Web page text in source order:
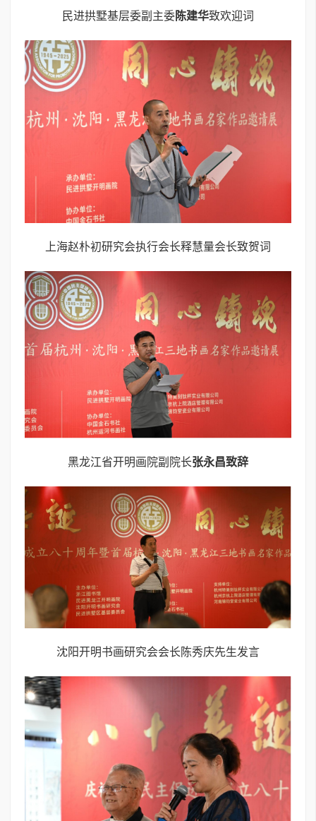
民进拱墅基层委副主委陈建华致欢迎词
上海赵朴初研究会执行会长释慧量会长致贺词
黑龙江省开明画院副院长张永昌致辞
沈阳开明书画研究会会长陈秀庆先生发言